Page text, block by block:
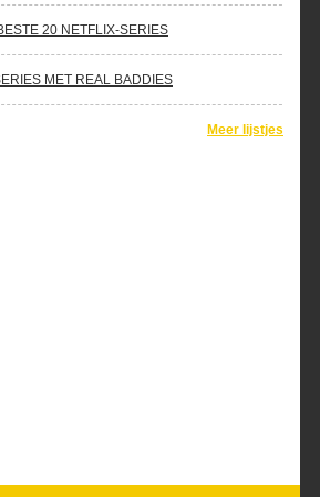
20 NETFLIX-SERIES
MET REAL BADDIES
Meer lijstjes